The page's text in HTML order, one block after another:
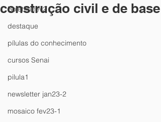
Boletim fev2
destaque
pílulas do conhecimento
cursos Senai
pilula1
newsletter jan23-2
mosaico fev23-1
construção civil e de base